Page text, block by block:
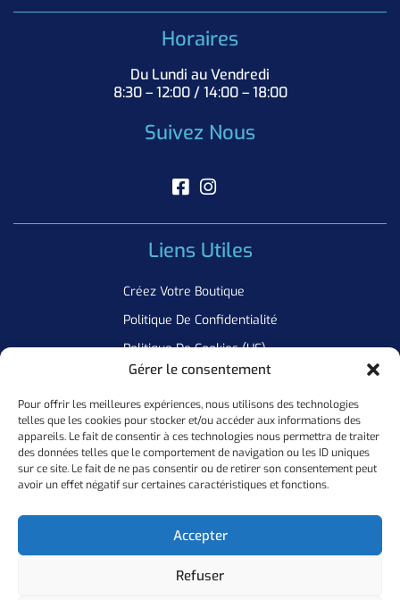
Gérer le consentement
Pour offrir les meilleures expériences, nous utilisons des technologies
telles que les cookies pour stocker et/ou accéder aux informations des
appareils. Le fait de consentir à ces technologies nous permettra de traiter
des données telles que le comportement de navigation ou les ID uniques
sur ce site. Le fait de ne pas consentir ou de retirer son consentement peut
avoir un effet négatif sur certaines caractéristiques et fonctions.
Accepter
Refuser
Horaires
Du Lundi au Vendredi
8:30 – 12:00 / 14:00 – 18:00
Suivez Nous
Liens Utiles
Créez Votre Boutique
Politique De Confidentialité
Politique De Cookies (UE)
Newsletter
Inscrivez Vous A Notre Newsletter Pour Ne Manquer Aucune De
Nos Offres
Ok